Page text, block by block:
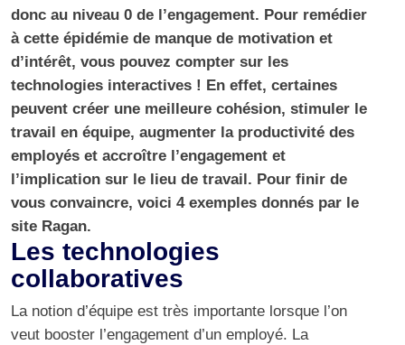
donc au niveau 0 de l’engagement. Pour remédier
à cette épidémie de manque de motivation et
d’intérêt, vous pouvez compter sur les
technologies interactives ! En effet, certaines
peuvent créer une meilleure cohésion, stimuler le
travail en équipe, augmenter la productivité des
employés et accroître l’engagement et
l’implication sur le lieu de travail. Pour finir de
vous convaincre, voici 4 exemples donnés par le
site Ragan.
Les technologies
collaboratives
La notion d’équipe est très importante lorsque l’on
veut booster l’engagement d’un employé. La